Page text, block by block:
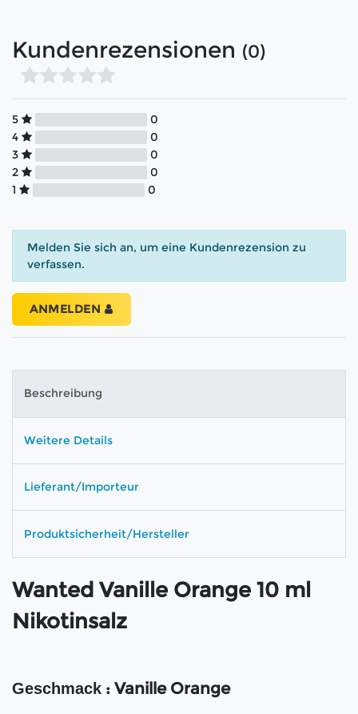
Kundenrezensionen (0)
5
0
4
0
3
0
2
0
1
0
Melden Sie sich an, um eine Kundenrezension zu
verfassen.
ANMELDEN
Beschreibung
Weitere Details
Lieferant/Importeur
Produktsicherheit/Hersteller
Wanted Vanille Orange 10 ml
Nikotinsalz
Geschmack : Vanille Orange